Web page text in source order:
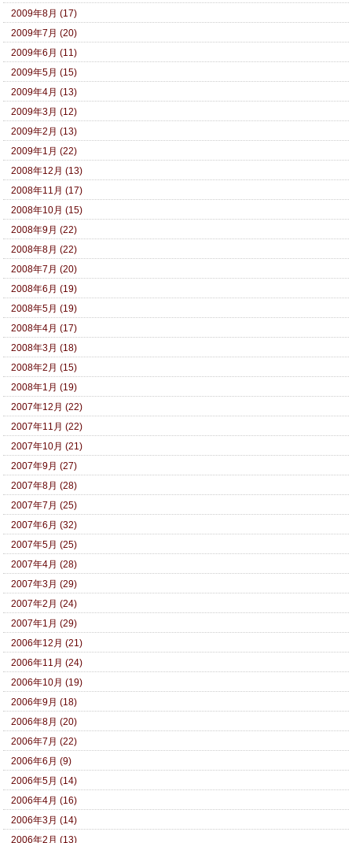
2009年8月 (17)
2009年7月 (20)
2009年6月 (11)
2009年5月 (15)
2009年4月 (13)
2009年3月 (12)
2009年2月 (13)
2009年1月 (22)
2008年12月 (13)
2008年11月 (17)
2008年10月 (15)
2008年9月 (22)
2008年8月 (22)
2008年7月 (20)
2008年6月 (19)
2008年5月 (19)
2008年4月 (17)
2008年3月 (18)
2008年2月 (15)
2008年1月 (19)
2007年12月 (22)
2007年11月 (22)
2007年10月 (21)
2007年9月 (27)
2007年8月 (28)
2007年7月 (25)
2007年6月 (32)
2007年5月 (25)
2007年4月 (28)
2007年3月 (29)
2007年2月 (24)
2007年1月 (29)
2006年12月 (21)
2006年11月 (24)
2006年10月 (19)
2006年9月 (18)
2006年8月 (20)
2006年7月 (22)
2006年6月 (9)
2006年5月 (14)
2006年4月 (16)
2006年3月 (14)
2006年2月 (13)